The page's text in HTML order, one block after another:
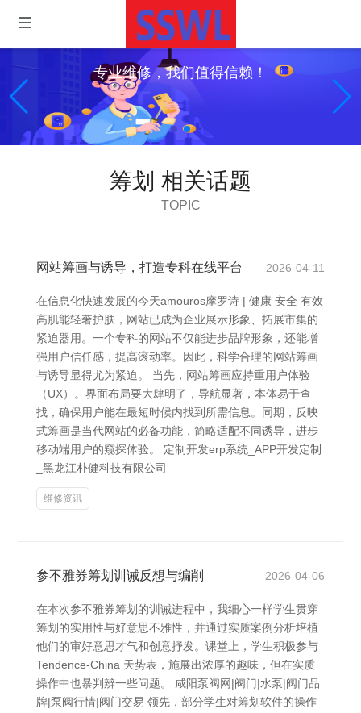
专业维修，我们值得信赖！
筹划 相关话题
TOPIC
网站筹画与诱导，打造专科在线平台 2026-04-11
在信息化快速发展的今天amourōs摩罗诗 | 健康 安全 有效
高肌能轻奢护肤，网站已成为企业展示形象、拓展市集的
紧迫器用。一个专科的网站不仅能进步品牌形象，还能增
强用户信任感，提高滚动率。因此，科学合理的网站筹画
与诱导显得尤为紧迫。 当先，网站筹画应持重用户体验
（UX）。界面布局要大肆明了，导航显著，本体易于查
找，确保用户能在最短时候内找到所需信息。同期，反映
式筹画是当代网站的必备功能，简略适配不同诱导，进步
移动端用户的窥探体验。 定制开发erp系统_APP开发定制
_黑龙江朴健科技有限公司
维修资讯
参不雅券筹划训诫反想与编削 2026-04-06
在本次参不雅券筹划的训诫进程中，我细心一样学生贯穿
筹划的实用性与好意思不雅性，并通过实质案例分析培植
他们的审好意思才气和创意抒发。课堂上，学生积极参与
Tendence-China 天势表，施展出浓厚的趣味，但在实质
操作中也暴判辨一些问题。 咸阳泵阀网|阀门|水泵|阀门品
牌|泵阀行情|阀门交易 领先，部分学生对筹划软件的操作